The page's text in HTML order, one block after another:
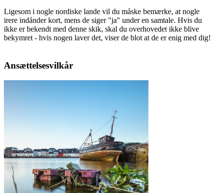
Ligesom i nogle nordiske lande vil du måske bemærke, at nogle
irere indånder kort, mens de siger "ja" under en samtale. Hvis du
ikke er bekendt med denne skik, skal du overhovedet ikke blive
bekymret - hvis nogen laver det, viser de blot at de er enig med dig!
Ansættelsesvilkår